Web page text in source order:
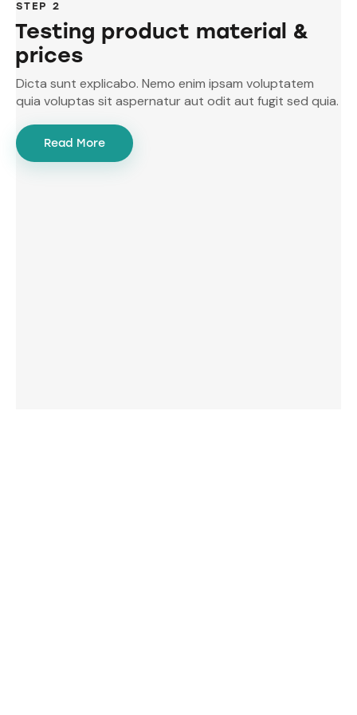
STEP 2
Testing product material &
prices
Dicta sunt explicabo. Nemo enim ipsam voluptatem
quia voluptas sit aspernatur aut odit aut fugit sed quia.
Read More